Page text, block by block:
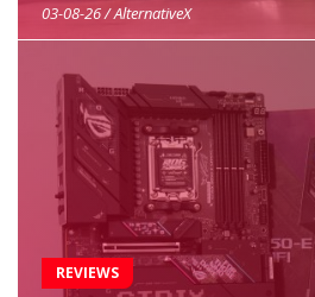
03-08-26 / AlternativeX
REVIEWS